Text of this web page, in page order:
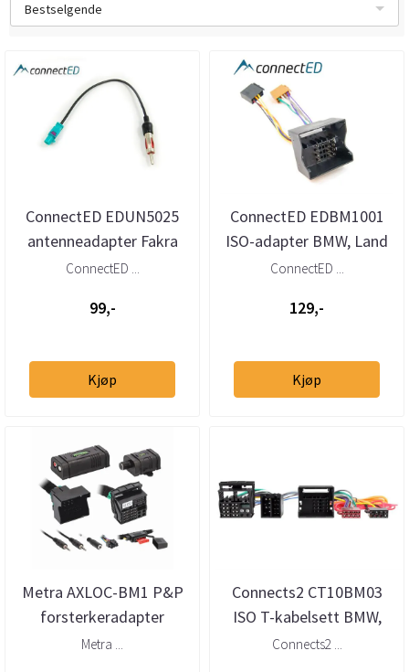
Bestselgende
ConnectED EDUN5025
antenneadapter Fakra
(han) – DIN (han)
ConnectED ...
99,-
Kjøp
ConnectED EDBM1001
ISO-adapter BMW, Land
Rover (Quadlock/40-pins)
ConnectED ...
129,-
Kjøp
Metra AXLOC-BM1 P&P
forsterkeradapter
Quadlock (2000–2019)
Metra ...
Connects2 CT10BM03
ISO T-kabelsett BMW,
Mini, Mercedes,
Connects2 ...